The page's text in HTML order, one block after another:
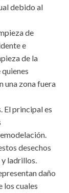
debido al
de
e
de la
una zona fuera
El principal es
desechos
y ladrillos.
daño
los cuales